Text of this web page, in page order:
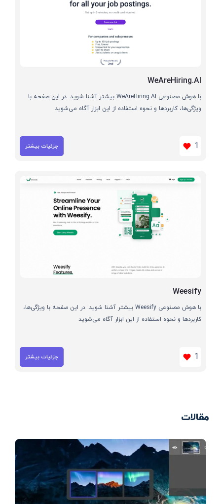
WeAreHiring.AI
با هوش مصنوعی WeAreHiring.AI بیشتر آشنا شوید. در این صفحه با
ویژگی‌ها، کاربردها و نحوه استفاده از این ابزار آگاه می‌شوید
1 جزئیات بیشتر
Weesify
با هوش مصنوعی Weesify بیشتر آشنا شوید. در این صفحه با ویژگی‌ها،
کاربردها و نحوه استفاده از این ابزار آگاه می‌شوید
1 جزئیات بیشتر
مقالات